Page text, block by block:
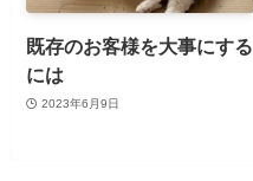
既存のお客様を大事にする
には
2023年6月9日